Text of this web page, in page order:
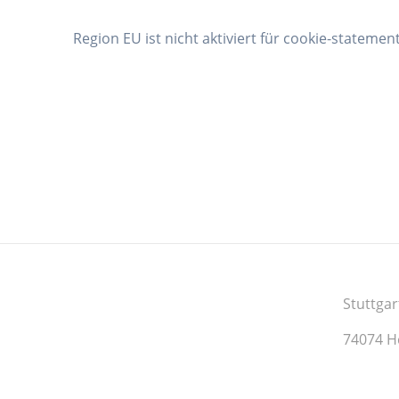
Region EU ist nicht aktiviert für cookie-
74074